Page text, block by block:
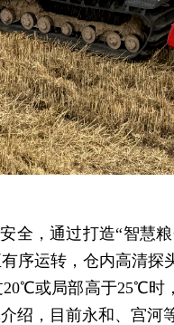
，通过打造“智慧
序运转，仓内高清
或局部高于25℃
绍，目前永和、宫